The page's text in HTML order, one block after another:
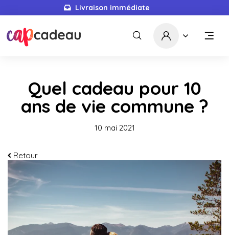
Livraison immédiate
Quel cadeau pour 10
ans de vie commune ?
10 mai 2021
Retour